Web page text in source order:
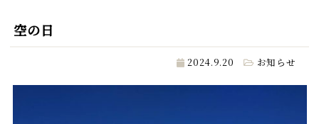
空の日
2024.9.20 お知らせ